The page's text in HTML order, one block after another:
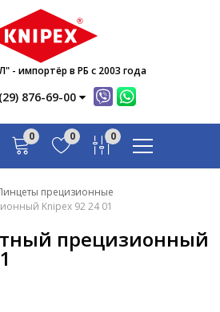
импортёр в РБ с 2003 года
876-69-00
Каталог
Новости
0 0 0
прецизионные
Knipex 92 24 01
прецизионный
Новости
Акции
Инфо
Контакты
Вопрос-ответ